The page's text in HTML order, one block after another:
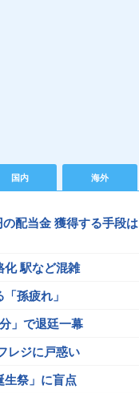
国内 海外
の配当金 獲得する手段は
化 駅など混雑
孫疲れ」
」で退廷一幕
レジに戸惑い
生祭」に盲点